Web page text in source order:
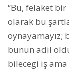
“Bu, felaket
olarak bu
oynayamayız;
bunun adil
bilecegi iş